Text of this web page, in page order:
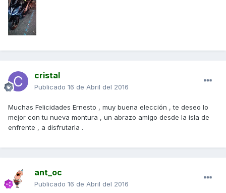
cristal
Publicado 16 de Abril del 2016
Muchas Felicidades Ernesto , muy buena elección , te deseo lo
mejor con tu nueva montura , un abrazo amigo desde la isla de
enfrente , a disfrutarla .
ant_oc
Publicado 16 de Abril del 2016